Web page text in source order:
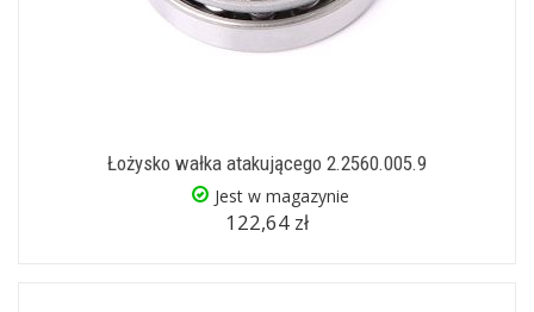
Łożysko wałka atakującego 2.2560.005.9
Jest w magazynie
122,64 zł